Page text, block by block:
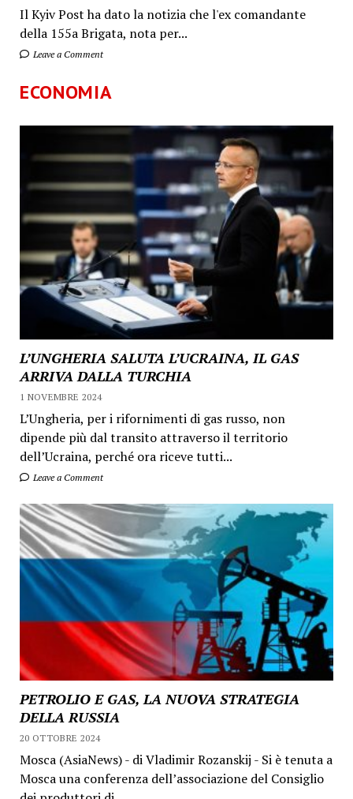
Il Kyiv Post ha dato la notizia che l'ex comandante
della 155a Brigata, nota per...
Leave a Comment
ECONOMIA
L’UNGHERIA SALUTA L’UCRAINA, IL GAS
ARRIVA DALLA TURCHIA
1 NOVEMBRE 2024
L’Ungheria, per i rifornimenti di gas russo, non
dipende più dal transito attraverso il territorio
dell’Ucraina, perché ora riceve tutti...
Leave a Comment
PETROLIO E GAS, LA NUOVA STRATEGIA
DELLA RUSSIA
20 OTTOBRE 2024
Mosca (AsiaNews) - di Vladimir Rozanskij - Si è tenuta a
Mosca una conferenza dell’associazione del Consiglio